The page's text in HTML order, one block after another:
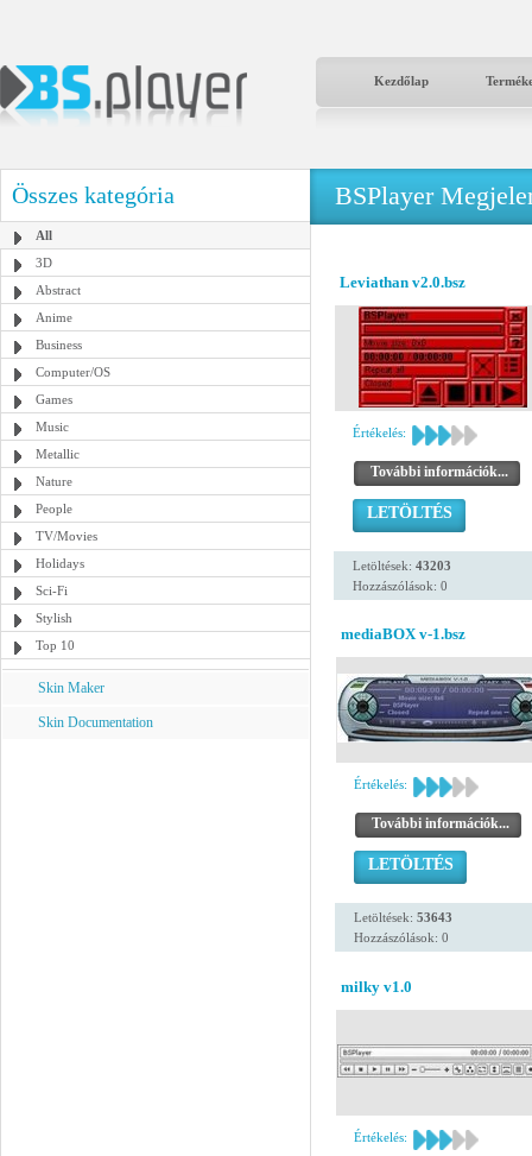
Kezdőlap
Összes kategória
All
3D
Abstract
Anime
Business
Computer/OS
Games
Music
Metallic
Nature
People
TV/Movies
Holidays
Sci-Fi
Stylish
Top 10
Skin Maker
Skin Documentation
BSPlayer
Leviathan v2.0.bsz
Értékelés:
További információk...
LETÖLTÉS
Letöltések: 43203
Hozzászólások: 0
mediaBOX v-1.bsz
Értékelés:
További információk...
LETÖLTÉS
Letöltések: 53643
Hozzászólások: 0
milky v1.0
Értékelés: